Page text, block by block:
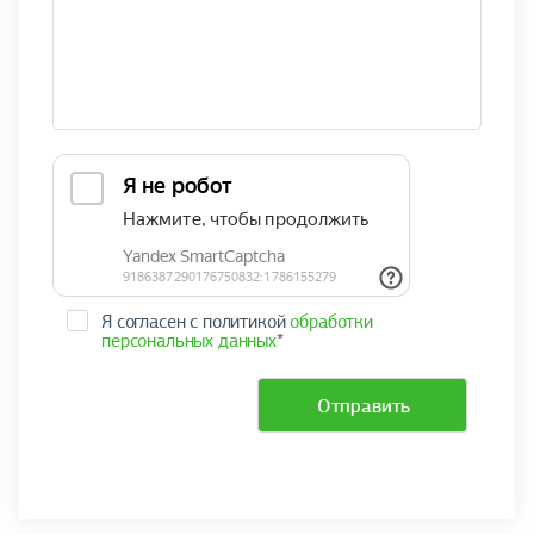
Я согласен с политикойобработки
персональных данных*
Отправить